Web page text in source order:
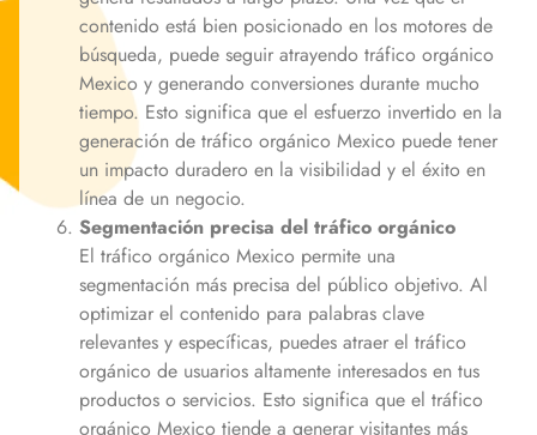
contenido está bien posicionado en los motores de
búsqueda, puede seguir atrayendo tráfico orgánico
Mexico y generando conversiones durante mucho
tiempo. Esto significa que el esfuerzo invertido en la
generación de tráfico orgánico Mexico puede tener
un impacto duradero en la visibilidad y el éxito en
línea de un negocio.
Segmentación precisa del tráfico orgánico
El tráfico orgánico Mexico permite una
segmentación más precisa del público objetivo. Al
optimizar el contenido para palabras clave
relevantes y específicas, puedes atraer el tráfico
orgánico de usuarios altamente interesados en tus
productos o servicios. Esto significa que el tráfico
orgánico Mexico tiende a generar visitantes más